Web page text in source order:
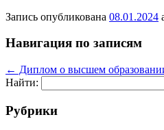
Запись опубликована 08.01.2024
Навигация по записям
← Диплом о высшем
Найти:
Рубрики